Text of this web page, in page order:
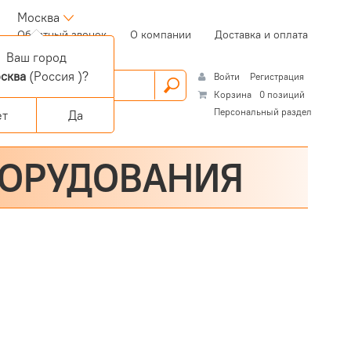
Москва
Обратный звонок(current)О компании Доставка и оплата
Войти
Регистрация
Корзина
0 позиций
Персональный раздел
Ваш город
(Россия )?
Да